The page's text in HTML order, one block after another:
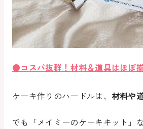
●コスパ抜群！材料＆道具はほぼ
ケーキ作りのハードルは、 材料や
でも「メイミーのケーキキット」な